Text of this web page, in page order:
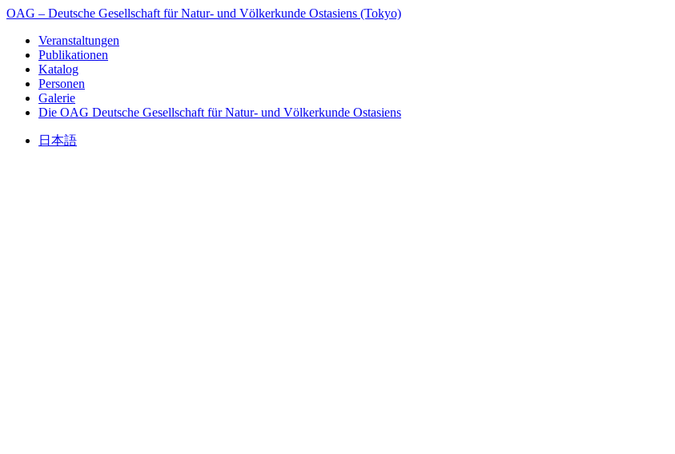
OAG – Deutsche Gesellschaft für Natur- und Völkerkunde Ostasiens (Tokyo)
Veranstaltungen
Publikationen
Katalog
Personen
Galerie
Die OAG Deutsche Gesellschaft für Natur- und Völkerkunde Ostasiens
日本語